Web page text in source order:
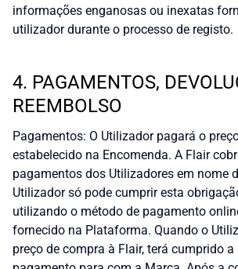
informações enganosas ou inexatas
utilizador durante o processo de registo.
4. PAGAMENTOS,
REEMBOLSO
Pagamentos: O Utilizador pagará o
estabelecido na Encomenda. A Flair
pagamentos dos Utilizadores em nome
Utilizador só pode cumprir esta
utilizando o método de pagamento
fornecido na Plataforma. Quando o
preço de compra à Flair, terá cumprido